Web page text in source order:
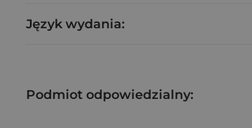
Język wydania:
Podmiot odpowiedzialny: